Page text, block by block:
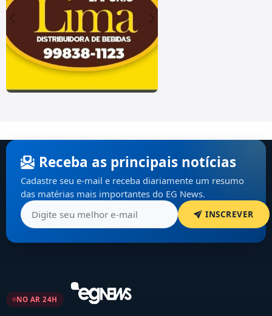
Receba as principais notícias
Cadastre seu e-mail e receba diariamente um resumo
das matérias mais importantes do EG News.
INSCREVER
NO AR 24H